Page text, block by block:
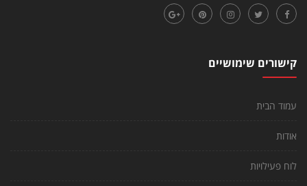
קישורים שימושיים
עמוד הבית
אודות
לוח פעילויות